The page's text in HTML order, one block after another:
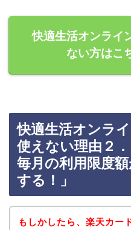
快適生活オンライ
ない方はこ
快適生活オンラ
使えない理由２
毎月の利用限度
する！」
もしかしたら、楽天カー